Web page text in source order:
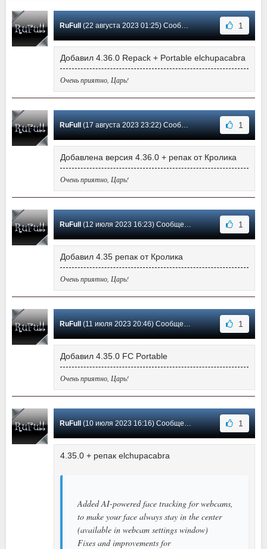
RuFull(22 августа 2023 01:25) Сообщение #1173 1
Добавил 4.36.0 Repack + Portable elchupacabra
Очень приятно, Царь!
RuFull(17 августа 2023 23:22) Сообщение #1172 1
Добавлена версия 4.36.0 + репак от Кролика
Очень приятно, Царь!
RuFull(12 июля 2023 16:23) Сообщение #1171 1
Добавил 4.35 репак от Кролика
Очень приятно, Царь!
RuFull(11 июля 2023 20:46) Сообщение #1170 1
Добавил 4.35.0 FC Portable
Очень приятно, Царь!
RuFull(10 июля 2023 16:16) Сообщение #1169 1
4.35.0 + репак elchupacabra
Added AI-powered face tracking for webcams,
to make your face always stay in the center
(available in webcam settings window)
Fixes and improvements for